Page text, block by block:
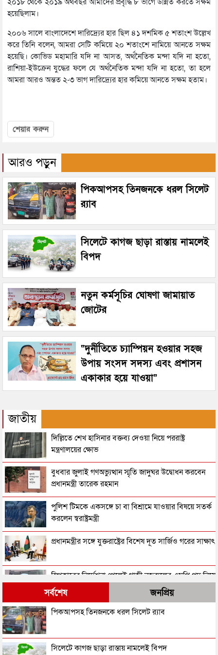
হয়েছিলাম।
২০০৬ সালে বাংলাদেশে দারিদ্র্যের হার ছিল ৪১ দশমিক ৫ শতাংশ উল্লেখ
করে তিনি বলেন, আমরা সেটি কমিয়ে ২০ শতাংশে নামিয়ে আনতে সক্ষম
হয়েছি। কোভিড মহামারি যদি না আসত, অর্থনৈতিক মন্দা যদি না হতো,
রাশিয়া-ইউক্রেন যুদ্ধের ফলে যে অর্থনৈতিক মন্দা যদি না হতো, তা হলে
আমরা আরও অন্তত ২-৩ ভাগ দারিদ্র্যের হার কমিয়ে আনতে সক্ষম হতাম।
শেয়ার করুন
আরও পড়ুন
পিকআপসহ তিনজনকে ধরল সিলেট
র‌্যাব
সিলেটে কাগজ ছাড়া রাস্তায় নামলেই
বিপদ
নতুন কর্মসূচির ঘোষণা জামায়াত
জোটের
“দুর্নীতিতে চ্যাম্পিয়ন হওয়ার সহজ
উপায় সংসদ সদস্য এবং প্রশাসন
একাকার হয়ে যাওয়া”
জাতীয়
দিল্লিতে শেখ হাসিনার বক্তব্য দেওয়া নিয়ে পররাষ্ট্র
মন্ত্রণালয়ের ক্ষোভ
বুধবার জুলাই গণঅভ্যুত্থান স্মৃতি জাদুঘর উদ্বোধন করবেন
প্রধানমন্ত্রী তারেক রহমান
পুলিশ টিমকে একসঙ্গে চা বা বিশ্রামে যাওয়ার বিষয়ে সতর্ক
করলেন স্বরাষ্ট্রমন্ত্রী
প্রধানমন্ত্রীর সঙ্গে যুক্তরাষ্ট্রের বিশেষ দূত সার্জিও গরের সাক্ষাৎ
স্পিকারের নির্দেশনা পেলেই গাজী নজরুলের এমপি পদ নিয়ে
সিদ্ধান্ত নেবে ইসি
সাবেক রাষ্ট্রপতি সাহাবুদ্দিন ও আবদুল হামিদের বিরুদ্ধে
রাষ্ট্রপতি পদ থেকে পদত্যাগ করছেন মোহাম্মদ সাহাবুদ্দিন!
সর্বশেষ জনপ্রিয়
পিকআপসহ তিনজনকে ধরল সিলেট র‌্যাব
সিলেটে কাগজ ছাড়া রাস্তায় নামলেই বিপদ